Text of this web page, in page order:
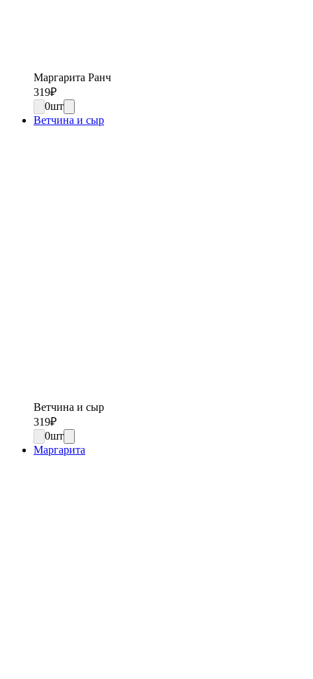
Маргарита Ранч
319₽
0шт
Ветчина и сыр
Ветчина и сыр
319₽
0шт
Маргарита